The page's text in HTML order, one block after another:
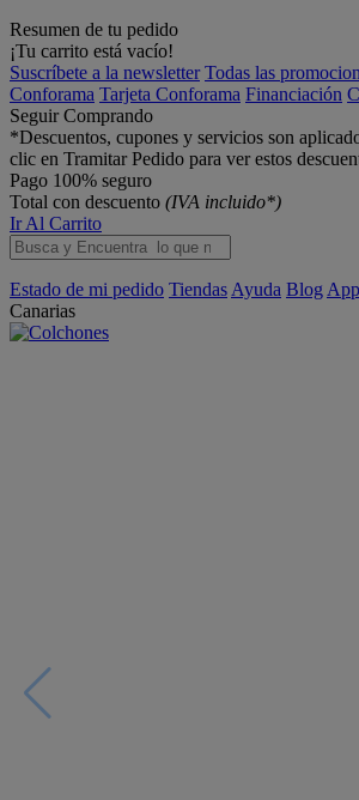
Resumen de tu pedido
¡Tu carrito está vacío!
Suscríbete a la newsletter Todas las
Conforama Tarjeta Conforama Financiación
Seguir Comprando
*Descuentos, cupones y servicios son
clic en Tramitar Pedido para ver estos
Pago 100% seguro
Total con descuento (IVA incluido*)
Ir Al Carrito
Estado de mi pedido Tiendas Ayuda Blog
Canarias